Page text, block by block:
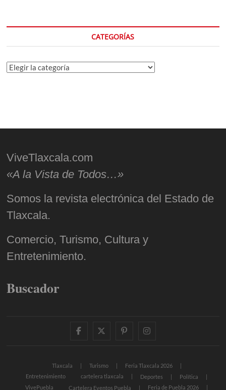
CATEGORÍAS
Categorías
ViveTlaxcala.com
«A la Vista de Todos…»
Somos la revista electrónica del Estado de
Tlaxcala.
Comercio, Turismo, Cultura y
Entretenimiento.
Buscador
facebooktwitter
pinterestinstagram
Tlaxcala Turismo
Feria Tlaxcala 2026
Entretenimiento
cartelera tlaxcala Deportes
Política
VivePuebla
Cartelera Eventos Puebla Feria de Puebla 2026